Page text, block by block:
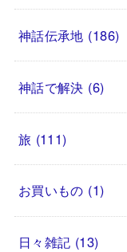
神話伝承地 (186)
神話で解決 (6)
旅 (111)
お買いもの (1)
日々雑記 (13)